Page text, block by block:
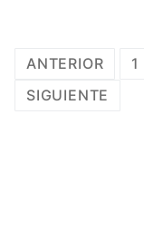
ANTERIOR 1
SIGUIENTE